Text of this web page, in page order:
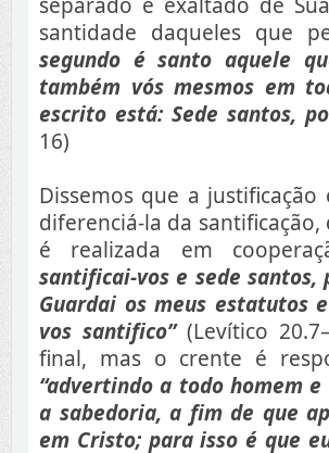
santidade daqueles que
segundo é santo aquele
também vós mesmos em
escrito está: Sede santos,
16)
Dissemos que a
diferenciá-la da
é realizada em
santificai-vos e sede santos,
Guardai os meus estatutos
vos santifico”(Levítico
final, mas o crente é
“advertindo a todo homem
a sabedoria, a fim de que
em Cristo; para isso é que